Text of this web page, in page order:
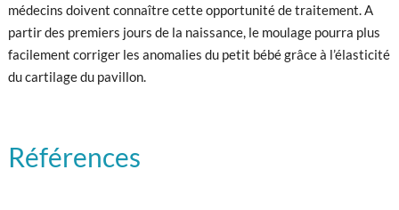
médecins doivent connaître cette opportunité de traitement. A
partir des premiers jours de la naissance, le moulage pourra plus
facilement corriger les anomalies du petit bébé grâce à l’élasticité
du cartilage du pavillon.
Références